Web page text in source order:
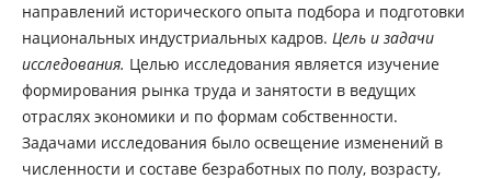
направлений исторического опыта подбора и подготовки
национальных индустриальных кадров. Цель и задачи
исследования. Целью исследования является изучение
формирования рынка труда и занятости в ведущих
отраслях экономики и по формам собственности.
Задачами исследования было освещение изменений в
численности и составе безработных по полу, возрасту,